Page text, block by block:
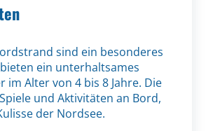
sind ein besonderes
ein unterhaltsames
Alter von 4 bis 8 Jahre. Die
und Aktivitäten an Bord,
der Nordsee.